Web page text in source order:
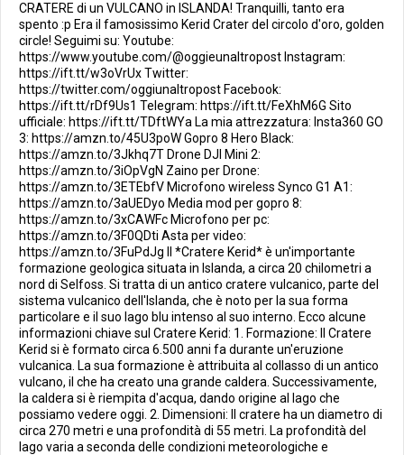
CRATERE di un VULCANO in ISLANDA! Tranquilli, tanto era
spento :p Era il famosissimo Kerid Crater del circolo d'oro, golden
circle! Seguimi su: Youtube:
https://www.youtube.com/@oggieunaltropost Instagram:
https://ift.tt/w3oVrUx Twitter:
https://twitter.com/oggiunaltropost Facebook:
https://ift.tt/rDf9Us1 Telegram: https://ift.tt/FeXhM6G Sito
ufficiale: https://ift.tt/TDftWYa La mia attrezzatura: Insta360 GO
3: https://amzn.to/45U3poW Gopro 8 Hero Black:
https://amzn.to/3Jkhq7T Drone DJI Mini 2:
https://amzn.to/3iOpVgN Zaino per Drone:
https://amzn.to/3ETEbfV Microfono wireless Synco G1 A1:
https://amzn.to/3aUEDyo Media mod per gopro 8:
https://amzn.to/3xCAWFc Microfono per pc:
https://amzn.to/3F0QDti Asta per video:
https://amzn.to/3FuPdJg Il *Cratere Kerid* è un'importante
formazione geologica situata in Islanda, a circa 20 chilometri a
nord di Selfoss. Si tratta di un antico cratere vulcanico, parte del
sistema vulcanico dell'Islanda, che è noto per la sua forma
particolare e il suo lago blu intenso al suo interno. Ecco alcune
informazioni chiave sul Cratere Kerid: 1. Formazione: Il Cratere
Kerid si è formato circa 6.500 anni fa durante un'eruzione
vulcanica. La sua formazione è attribuita al collasso di un antico
vulcano, il che ha creato una grande caldera. Successivamente,
la caldera si è riempita d'acqua, dando origine al lago che
possiamo vedere oggi. 2. Dimensioni: Il cratere ha un diametro di
circa 270 metri e una profondità di 55 metri. La profondità del
lago varia a seconda delle condizioni meteorologiche e